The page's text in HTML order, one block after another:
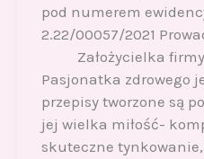
pod numerem
2.22/00057/2021
Założycielka firmy
Pasjonatka zdrowego
przepisy tworzone są
jej wielka miłość-
skuteczne